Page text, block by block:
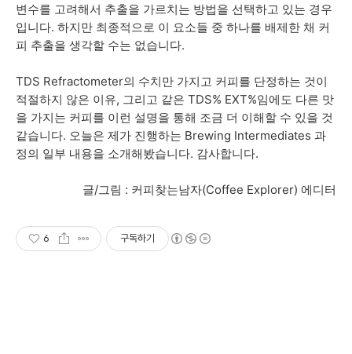
변수를 고려해서 추출을 가르치는 방법을 선택하고 있는 경우
입니다. 하지만 최종적으로 이 요소들 중 하나를 배제한 채 커
피 추출을 생각할 수는 없습니다.
TDS Refractometer의 수치만 가지고 커피를 단정하는 것이
적절하지 않은 이유, 그리고 같은 TDS% EXT%임에도 다른 맛
을 가지는 커피를 이런 설명을 통해 조금 더 이해할 수 있을 것
같습니다. 오늘은 제가 진행하는 Brewing Intermediates 과
정의 일부 내용을 소개해봤습니다. 감사합니다.
글/그림 : 커피찾는남자(Coffee Explorer) 에디터
6 구독하기